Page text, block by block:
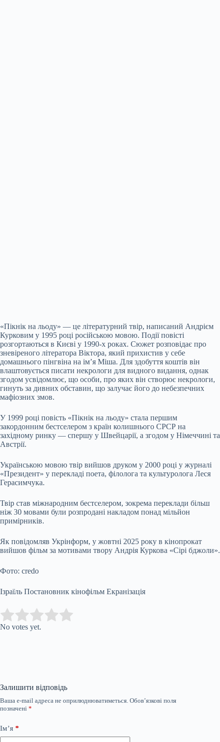
«Пікнік на льоду» — це літературний твір, написаний Андрієм
Курковим у 1995 році російською мовою. Події повісті
розгортаються в Києві у 1990-х роках. Сюжет розповідає про
зневіреного літератора Віктора, який прихистив у себе
домашнього пінгвіна на ім’я Міша. Для здобуття коштів він
влаштовується писати некрологи для видного видання, однак
згодом усвідомлює, що особи, про яких він створює некрологи,
гинуть за дивних обставин, що залучає його до небезпечних
мафіозних змов.
У 1999 році повість «Пікнік на льоду» стала першим
закордонним бестселером з країн колишнього СРСР на
західному ринку — спершу у Швейцарії, а згодом у Німеччині та
Австрії.
Українською мовою твір вийшов друком у 2000 році у журналі
«Президент» у перекладі поета, філолога та культуролога Леся
Герасимчука.
Твір став міжнародним бестселером, зокрема переклади більш
ніж 30 мовами були розпродані накладом понад мільйон
примірників.
Як повідомляв Укрінформ, у жовтні 2025 року в кінопрокат
вийшов фільм за мотивами твору Андрія Куркова «Сірі бджоли».
Фото: credo
Ізраїль Постановник кінофільм Екранізація
Rate this item:
No votes yet.
Залишити відповідь
Ваша e-mail адреса не оприлюднюватиметься. Обов’язкові поля
позначені *
Ім’я *